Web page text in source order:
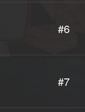
#6
#7